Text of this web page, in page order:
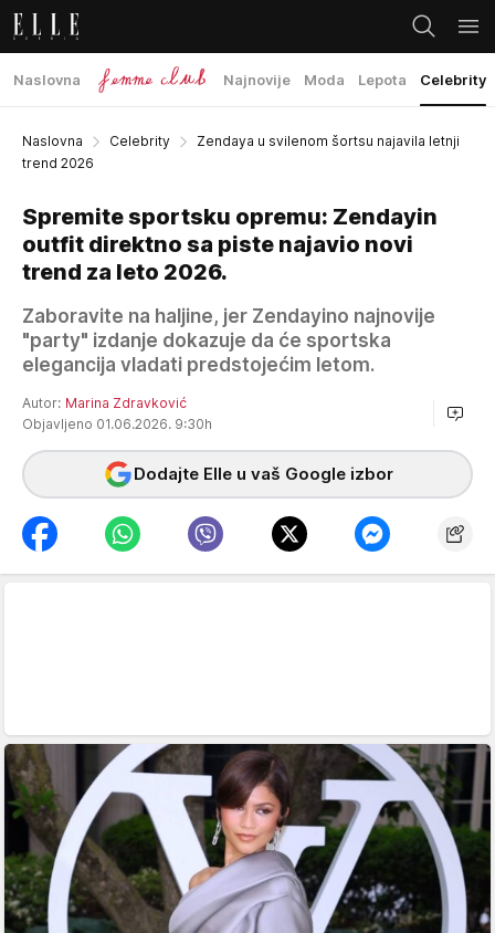
Naslovna Najnovije Moda Lepota Celebrity
Naslovna Celebrity
Zendaya u svilenom šortsu najavila letnji
trend 2026
Spremite sportsku opremu: Zendayin
outfit direktno sa piste najavio novi
trend za leto 2026.
Zaboravite na haljine, jer Zendayino najnovije
"party" izdanje dokazuje da će sportska
elegancija vladati predstojećim letom.
Autor: Marina Zdravković
Objavljeno 01.06.2026. 9:30h
Dodajte Elle u vaš Google izbor